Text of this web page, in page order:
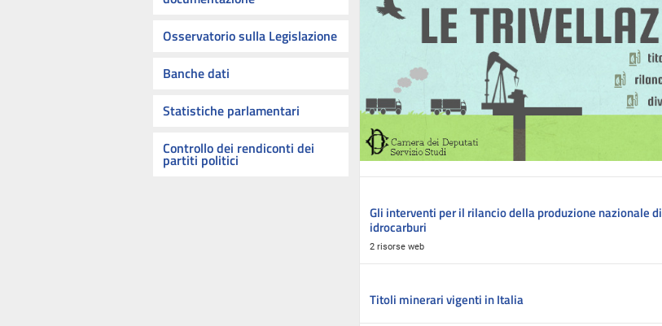
Osservatorio sulla Legislazione
Banche dati
Statistiche parlamentari
Controllo dei rendiconti dei
partiti politici
Gli interventi per il rilancio della produzione nazionale di
idrocarburi
2 risorse web
Titoli minerari vigenti in Italia